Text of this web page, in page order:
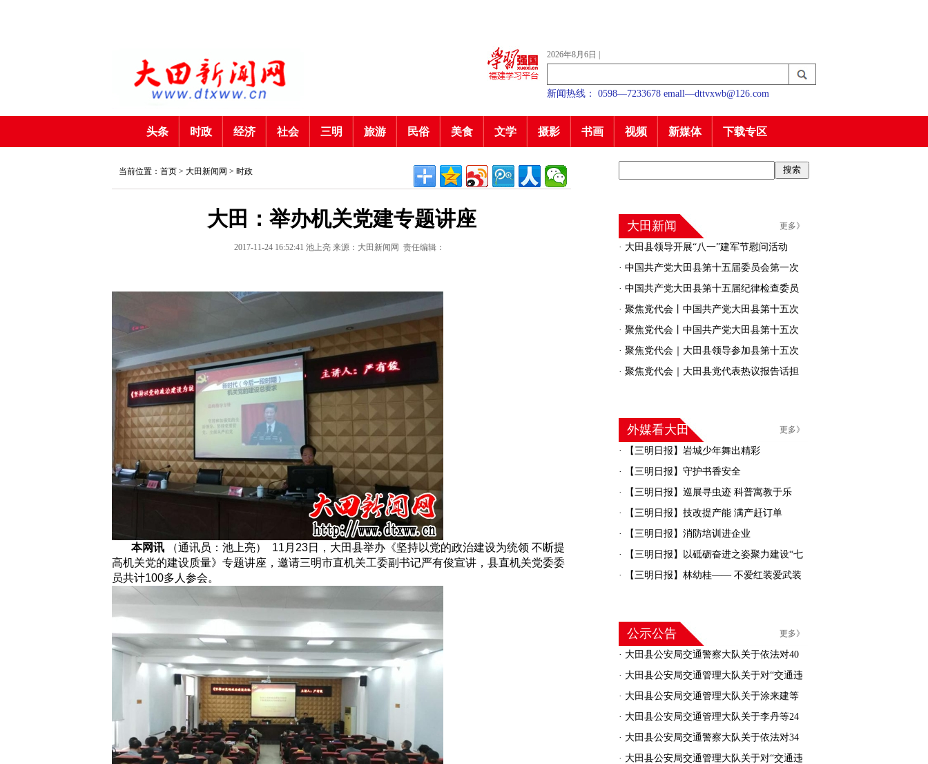
2026年8月6日
新闻热线： 0598—7233678 emall—dttvxwb@126.com
头条 时政 经济 社会 三明 旅游 民俗 美食 文学 摄影 书画 视频 新媒体 下载专区
更多》
大田新闻
· 大田县领导开展“八一”建军节慰问活动
· 中国共产党大田县第十五届委员会第一次
全体会议召开
· 中国共产党大田县第十五届纪律检查委员
会召开第一次全体会议
· 聚焦党代会丨中国共产党大田县第十五次
代表大会胜利闭幕
· 聚焦党代会丨中国共产党大田县第十五次
代表大会举行第二次全体会议
· 聚焦党代会｜大田县领导参加县第十五次
党代会分组审议
· 聚焦党代会｜大田县党代表热议报告话担
更多》
外媒看大田
·
【三明日报】岩城少年舞出精彩
·
【三明日报】守护书香安全
·
【三明日报】巡展寻虫迹 科普寓教于乐
·
【三明日报】技改提产能 满产赶订单
·
【三明日报】消防培训进企业
·
【三明日报】以砥砺奋进之姿聚力建设“七
彩大田”
· 【三明日报】林幼桂—— 不爱红装爱武装
更多》
公示公告
· 大田县公安局交通警察大队关于依法对40
名机动车驾驶人驾驶证作废的公告
· 大田县公安局交通管理大队关于对“交通违
法逾期未接受处理的机动车”进行处理的公告
· 大田县公安局交通管理大队关于涂来建等
30人交通安全违法行为处罚告知的公告
· 大田县公安局交通管理大队关于李丹等24
人交通安全违法行为处罚告知的公告
· 大田县公安局交通警察大队关于依法对34
名机动车驾驶人驾驶证作废的公告
· 大田县公安局交通管理大队关于对“交通违
当前位置：首页 > 大田新闻网 > 时政
大田：举办机关党建专题讲座
2017-11-24 16:52:41 池上亮 来源：大田新闻网 责任编辑：
本网讯 （通讯员：池上亮） 11月23日，大田县举办《坚持以党的政治建设为统领 不断提
高机关党的建设质量》专题讲座，邀请三明市直机关工委副书记严有俊宣讲，县直机关党委委
员共计100多人参会。